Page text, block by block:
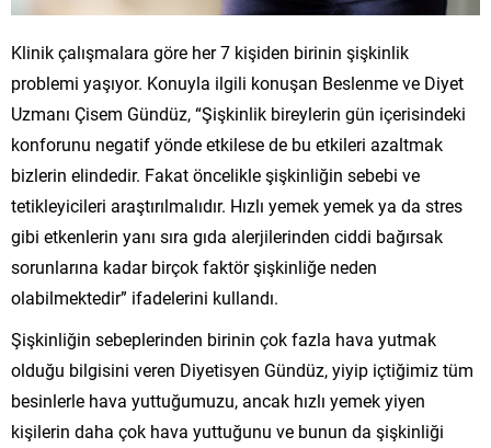
Klinik çalışmalara göre her 7 kişiden birinin şişkinlik
problemi yaşıyor. Konuyla ilgili konuşan Beslenme ve Diyet
Uzmanı Çisem Gündüz, “Şişkinlik bireylerin gün içerisindeki
konforunu negatif yönde etkilese de bu etkileri azaltmak
bizlerin elindedir. Fakat öncelikle şişkinliğin sebebi ve
tetikleyicileri araştırılmalıdır. Hızlı yemek yemek ya da stres
gibi etkenlerin yanı sıra gıda alerjilerinden ciddi bağırsak
sorunlarına kadar birçok faktör şişkinliğe neden
olabilmektedir” ifadelerini kullandı.
Şişkinliğin sebeplerinden birinin çok fazla hava yutmak
olduğu bilgisini veren Diyetisyen Gündüz, yiyip içtiğimiz tüm
besinlerle hava yuttuğumuzu, ancak hızlı yemek yiyen
kişilerin daha çok hava yuttuğunu ve bunun da şişkinliği